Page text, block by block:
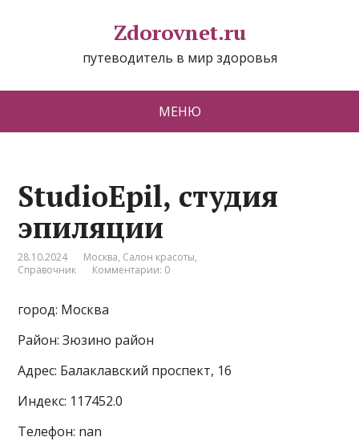
Zdorovnet.ru
путеводитель в мир здоровья
МЕНЮ
StudioEpil, студия
эпиляции
28.10.2024 Москва, Салон красоты,
Справочник
Комментарии: 0
город: Москва
Район: Зюзино район
Адрес: Балаклавский проспект, 16
Индекс: 117452.0
Телефон: nan